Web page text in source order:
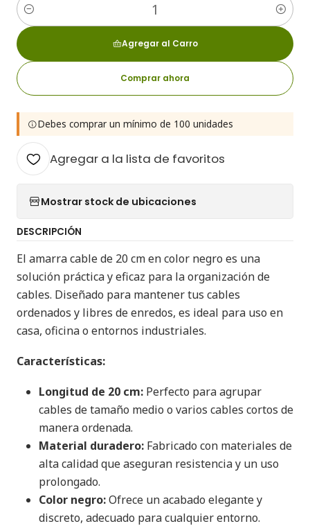
Cantidad
Agregar al Carro
Comprar ahora
Debes comprar un mínimo de 100 unidades
Agregar a la lista de favoritos
Mostrar stock de ubicaciones
DESCRIPCIÓN
El amarra cable de 20 cm en color negro es una
solución práctica y eficaz para la organización de
cables. Diseñado para mantener tus cables
ordenados y libres de enredos, es ideal para uso en
casa, oficina o entornos industriales.
Características:
Longitud de 20 cm: Perfecto para agrupar
cables de tamaño medio o varios cables cortos de
manera ordenada.
Material duradero: Fabricado con materiales de
alta calidad que aseguran resistencia y un uso
prolongado.
Color negro:Ofrece un acabado elegante y
discreto, adecuado para cualquier entorno.